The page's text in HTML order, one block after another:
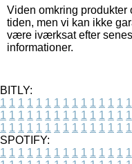
Viden omkring
tiden, men vi kan ikke
være iværksat efter
informationer.
BITLY:
1 1 1 1 1 1 1 1 1 1 1 1 1 1 1
1 1 1 1 1 1 1 1 1 1 1 1 1 1 1
1 1 1 1 1 1 1 1 1 1 1 1 1 1 1
SPOTIFY:
1 1 1 1 1 1 1 1 1 1 1 1 1 1 1